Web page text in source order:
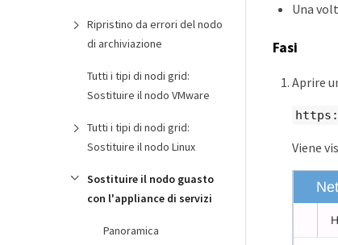
Ripristino da errori del nodo
di archiviazione
Tutti i tipi di nodi grid:
Sostituire il nodo VMware
Tutti i tipi di nodi grid:
Sostituire il nodo Linux
Sostituire il nodo guasto
con l'appliance di servizi
Panoramica
Una
Fasi
Aprire
Viene